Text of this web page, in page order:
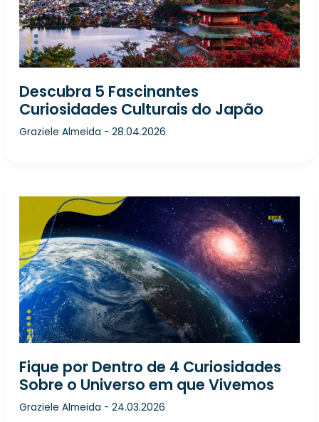
Descubra 5 Fascinantes
Curiosidades Culturais do Japão
Graziele Almeida -28.04.2026
Fique por Dentro de 4 Curiosidades
Sobre o Universo em que Vivemos
Graziele Almeida -24.03.2026